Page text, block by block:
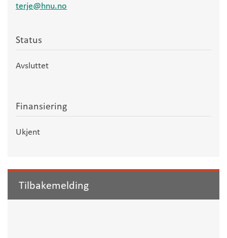
terje@hnu.no
Status
Avsluttet
Finansiering
Ukjent
Tilbakemelding